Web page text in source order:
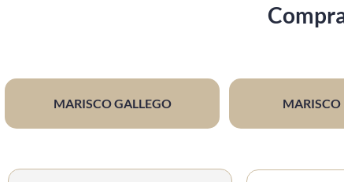
MARISCO GALLEGO MARISCO